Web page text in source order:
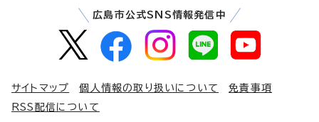
広島市公式SNS情報発信中
サイトマップ 個人情報の取り扱いについて
免責事項
RSS配信について